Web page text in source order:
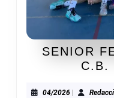
SENIOR
C.B.
04/202604/2026